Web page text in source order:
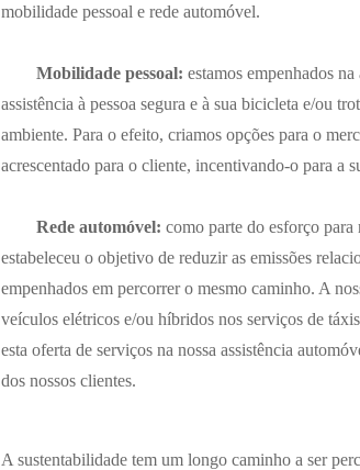
mobilidade pessoal e rede automóvel.
Mobilidade pessoal: estamos empenhados
assistência à pessoa segura e à sua bicicleta e/ou
ambiente. Para o efeito, criamos opções para o
acrescentado para o cliente, incentivando-o para a
Rede automóvel: como parte do esforço
estabeleceu o objetivo de reduzir as emissões
empenhados em percorrer o mesmo caminho. A
veículos elétricos e/ou híbridos nos serviços de
esta oferta de serviços na nossa assistência
dos nossos clientes.
A sustentabilidade tem um longo caminho a ser